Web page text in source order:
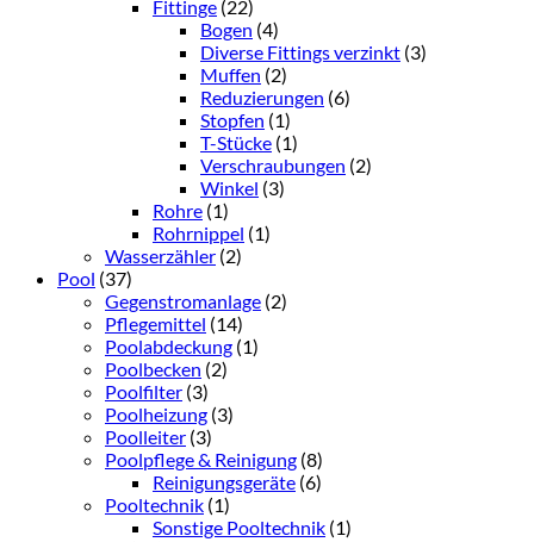
Fittinge (22)
Bogen (4)
Diverse Fittings verzinkt (3)
Muffen (2)
Reduzierungen (6)
Stopfen (1)
T-Stücke (1)
Verschraubungen (2)
Winkel (3)
Rohre (1)
Rohrnippel (1)
Wasserzähler (2)
Pool (37)
Gegenstromanlage (2)
Pflegemittel (14)
Poolabdeckung (1)
Poolbecken (2)
Poolfilter (3)
Poolheizung (3)
Poolleiter (3)
Poolpflege & Reinigung (8)
Reinigungsgeräte (6)
Pooltechnik (1)
Sonstige Pooltechnik (1)